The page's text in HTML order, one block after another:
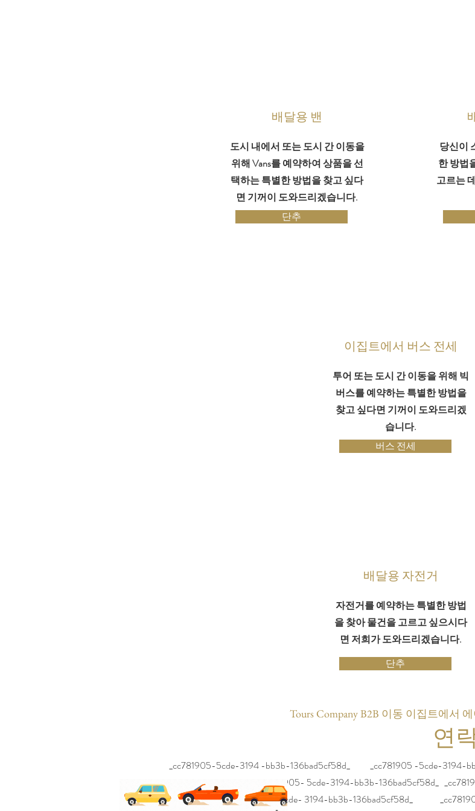
배달용 밴
도시 내에서 또는 도시 간 이동을
위해 Vans를 예약하여 상품을 선
택하는 특별한 방법을 찾고 싶다
면 기꺼이 도와드리겠습니다.
단추
당신이
한 방법
고르는
이집트에서 버스 전세
투어 또는 도시 간 이동을 위해 빅
버스를 예약하는 특별한 방법을
찾고 싶다면 기꺼이 도와드리겠
습니다.
버스 전세
배달용 자전거
자전거를 예약하는 특별한 방법
을 찾아 물건을 고르고 싶으시다
면 저희가 도와드리겠습니다.
단추
Tours Company B2B 이동 이집트에서
연
_cc781905-5cde-3194 -bb3b-136bad5cf58d_ _cc781905 -5cde-3194-
bb3b-136bad5cf58d_ _cc781905- 5cde-3194-bb3b-136bad5cf58d_
136bad5cf58d_ _cc781905-5cde- 3194-bb3b-136bad5cf58d_